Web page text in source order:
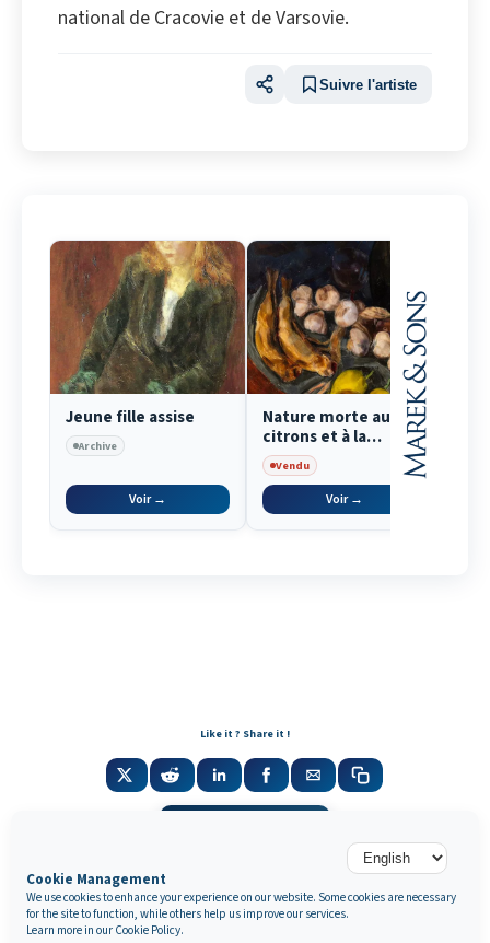
national de Cracovie et de Varsovie.
Suivre l'artiste
Jeune fille assise
Archive
Voir →
Nature morte aux
citrons et à la
bouteille
Vendu
Voir →
Like it ? Share it !
Galerie Marek & Sons
Maurice Mielniczuk et Elise Vignault
Cookie Management
We use cookies to enhance your experience on our website. Some cookies are necessary
for the site to function, while others help us improve our services.
Learn more in our Cookie Policy.